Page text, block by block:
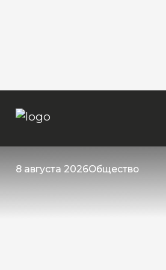
8 августа 2026Общество